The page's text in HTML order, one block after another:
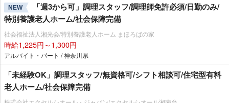
NEW
「週3から可」調理スタッフ/調理師免許必須/日勤のみ/
特別養護老人ホーム/社会保障完備
社会福祉法人湘光会/特別養護老人ホーム まほろばの家
時給1,225円～1,300円
アルバイト・パート / 神奈川県
「未経験OK」調理スタッフ/無資格可/シフト相談可/住宅型有料
老人ホーム/社会保障完備